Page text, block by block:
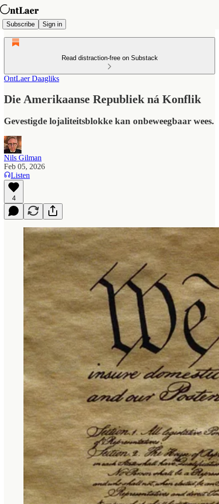
Subscribe Sign in
Read distraction-free on Substack
OntLaer Daagliks
Die Amerikaanse Republiek ná Konflik
Gevestigde lojaliteitsblokke kan onbeweegbaar wees.
Nils Gilman
Feb 05, 2026
Listen
4